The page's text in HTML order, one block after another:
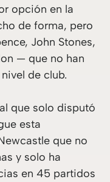
opción en la
de forma, pero
John Stones,
— que no han
de club.
que solo disputó
esta
que no
y solo ha
en 45 partidos